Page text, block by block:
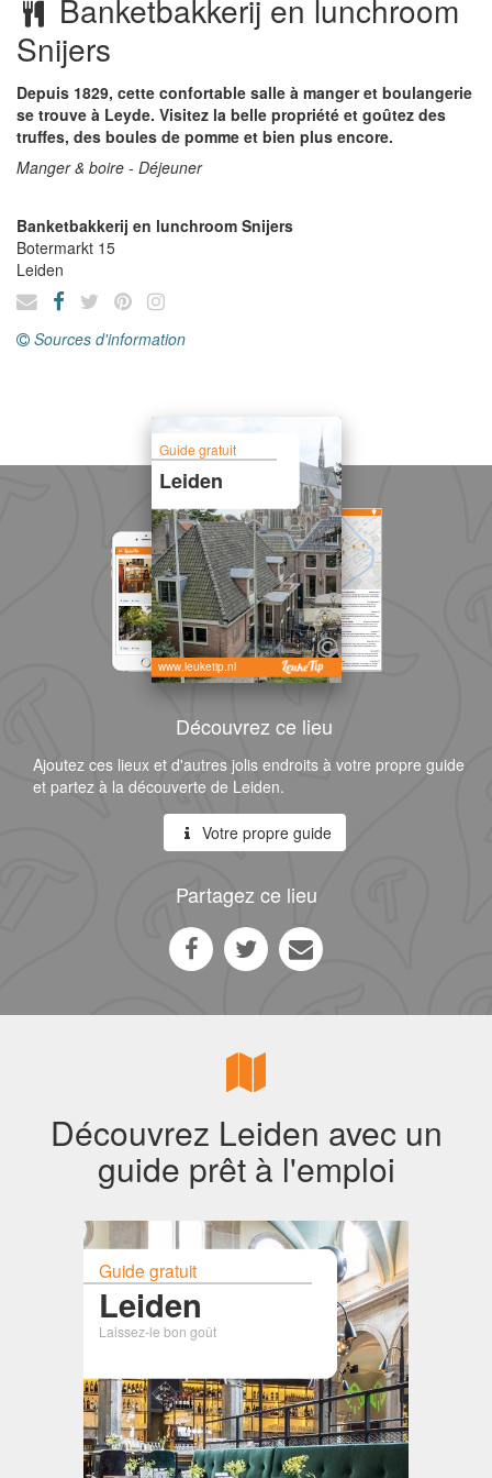
Banketbakkerij en lunchroom
Snijers
Depuis 1829, cette confortable salle à manger et boulangerie
se trouve à Leyde. Visitez la belle propriété et goûtez des
truffes, des boules de pomme et bien plus encore.
Manger & boire - Déjeuner
Banketbakkerij en lunchroom Snijers
Botermarkt 15
Leiden
Sources d'information
Guide gratuit
Leiden
www.leuketip.nl
Découvrez ce lieu
Ajoutez ces lieux et d'autres jolis endroits à votre propre guide
et partez à la découverte de Leiden.
Votre propre guide
Partagez ce lieu
Découvrez Leiden avec un
guide prêt à l'emploi
Guide gratuit
Leiden
Laissez-le bon goût